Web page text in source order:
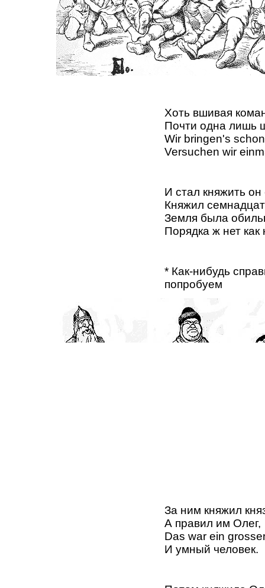
Хоть вшивая
Почти одна лишь
Wir bringen's
Versuchen wir
И стал княжить он
Княжил
Земля была
Порядка ж нет как
* Как-нибудь
попробуем
За ним княжил
А правил им Олег,
Das war ein
И умный человек.